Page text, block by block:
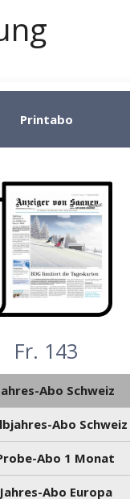
Printabo
Fr. 143
Abo Schweiz
Abo Schweiz
Abo 1 Monat
Jahres-Abo Europa